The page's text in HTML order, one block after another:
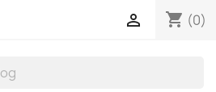
shopping_cart (0)
